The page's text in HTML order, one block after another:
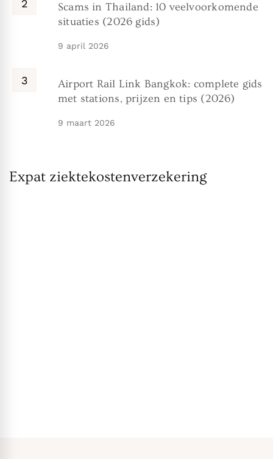
Scams in Thailand: 10 veelvoorkomende
situaties (2026 gids)
9 april 2026
Airport Rail Link Bangkok: complete gids
met stations, prijzen en tips (2026)
9 maart 2026
Expat ziektekostenverzekering